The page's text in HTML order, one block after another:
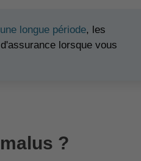
longue période, les
lorsque vous
?